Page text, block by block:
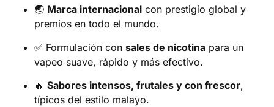
🌏 Marca internacional con prestigio global y
premios en todo el mundo.
✅ Formulación con sales de nicotina para un
vapeo suave, rápido y más efectivo.
🔥 Sabores intensos, frutales y con frescor,
típicos del estilo malayo.